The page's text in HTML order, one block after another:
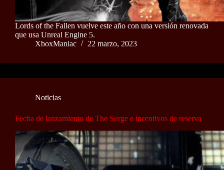
Lords of the Fallen vuelve este año con una versión renovada
que usa Unreal Engine 5.
XboxManiac
22 marzo, 2023
Noticias
Fecha de lanzamiento de The Surge e incentivos de reserva